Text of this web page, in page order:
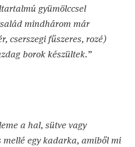
gyümölccsel
mindhárom már
cserszegi fűszeres, rozé)
borok készültek.”
a hal, sütve vagy
egy kadarka, amiből mi